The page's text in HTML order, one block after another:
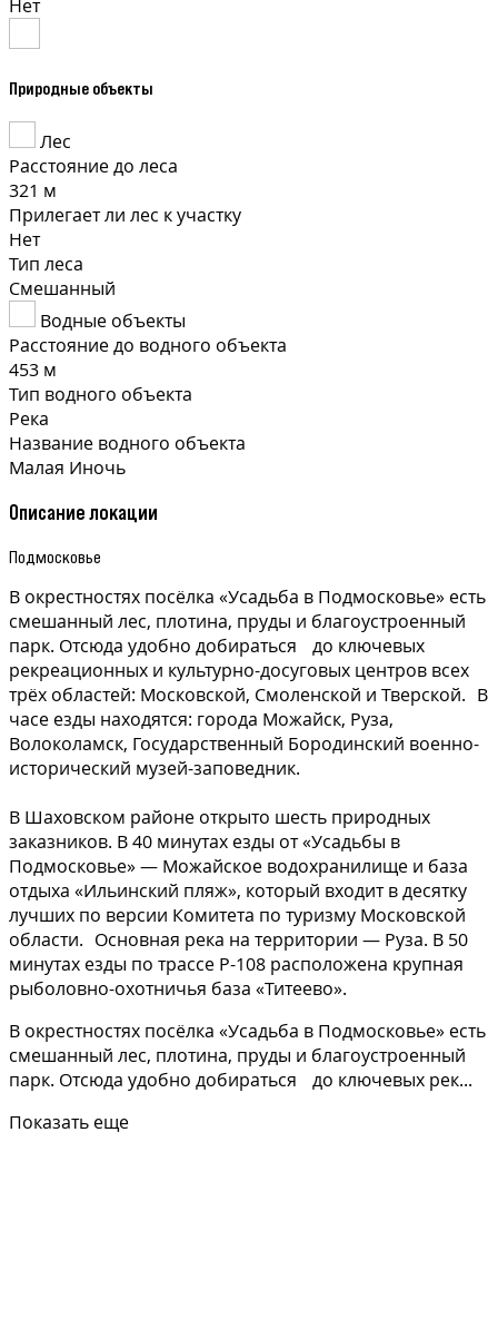
Нет
Природные объекты
Лес
Расстояние до леса
321 м
Прилегает ли лес к участку
Нет
Тип леса
Смешанный
Водные объекты
Расстояние до водного объекта
453 м
Тип водного объекта
Река
Название водного объекта
Малая Иночь
Описание локации
Подмосковье
В окрестностях посёлка «Усадьба в Подмосковье» есть
смешанный лес, плотина, пруды и благоустроенный
парк. Отсюда удобно добираться до ключевых
рекреационных и культурно-досуговых центров всех
трёх областей: Московской, Смоленской и Тверской. В
часе езды находятся: города Можайск, Руза,
Волоколамск, Государственный Бородинский военно-
исторический музей-заповедник.
В Шаховском районе открыто шесть природных
заказников. В 40 минутах езды от «Усадьбы в
Подмосковье» — Можайское водохранилище и база
отдыха «Ильинский пляж», который входит в десятку
лучших по версии Комитета по туризму Московской
области. Основная река на территории — Руза. В 50
минутах езды по трассе Р-108 расположена крупная
рыболовно-охотничья база «Титеево».
В окрестностях посёлка «Усадьба в Подмосковье» есть
смешанный лес, плотина, пруды и благоустроенный
парк. Отсюда удобно добираться до ключевых рек...
Показать еще